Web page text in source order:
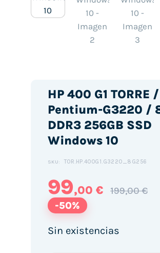
HP 400 G1 TORRE /
Pentium-G3220 /
DDR3 256GB SSD
Windows 10
SKU: TOR.HP.400G1.G3220_8G256
99,00 € 199,00 €
-50%
Sin existencias